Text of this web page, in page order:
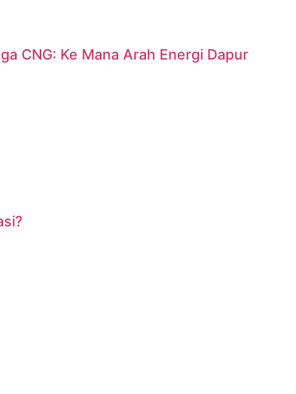
CNG: Ke Mana Arah Energi Dapur